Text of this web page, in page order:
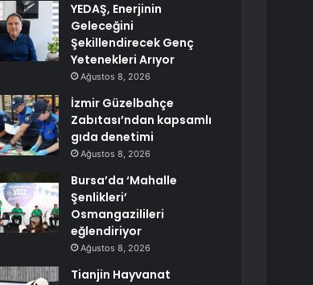
YEDAŞ, Enerjinin
Geleceğini
Şekillendirecek Genç
Yetenekleri Arıyor
Ağustos 8, 2026
İzmir Güzelbahçe
Zabıtası’ndan kapsamlı
gıda denetimi
Ağustos 8, 2026
Bursa’da ‘Mahalle
Şenlikleri’
Osmangazilileri
eğlendiriyor
Ağustos 8, 2026
Tianjin Hayvanat